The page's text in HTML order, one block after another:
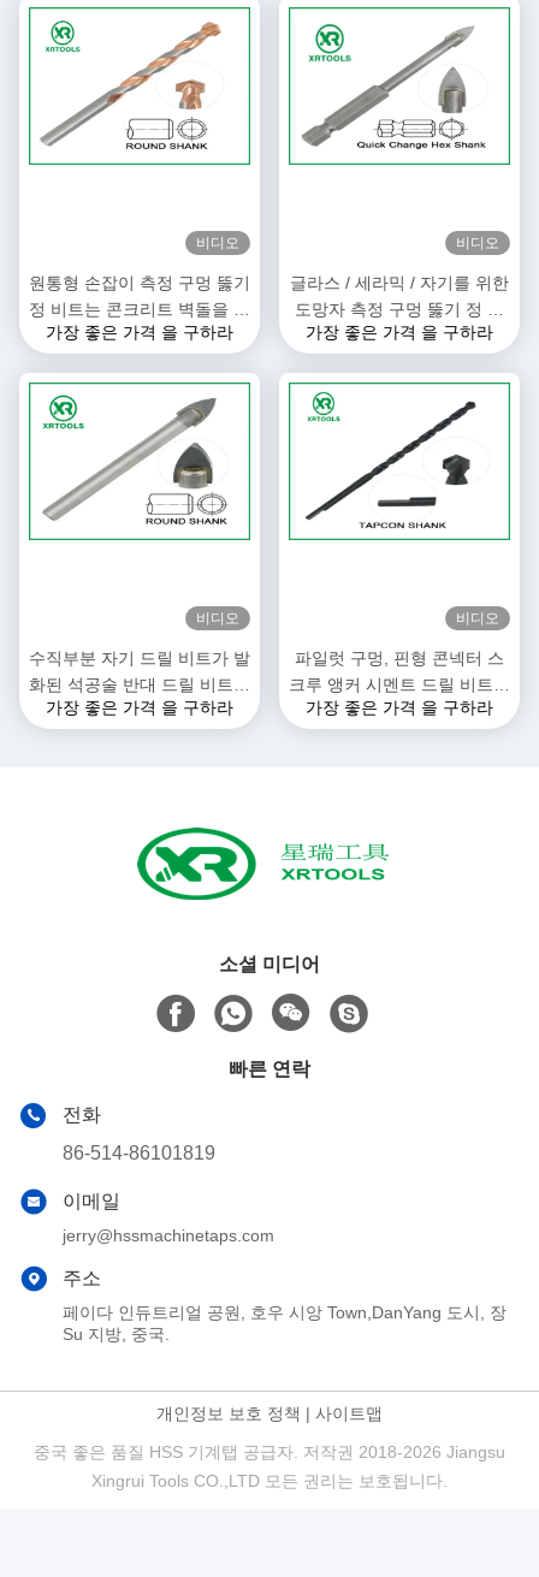
비디오
원통형 손잡이 측정 구멍 뚫기
정 비트는 콘크리트 벽돌을 위
한 도금된 Ｌ 플루트를 구리도
가장 좋은 가격 을 구하라
비디오
글라스 / 세라믹 / 자기를 위한
도망자 측정 구멍 뚫기 정 비
트
가장 좋은 가격 을 구하라
비디오
수직부분 자기 드릴 비트가 발
화된 석공술 반대 드릴 비트에
모래를 뿌립니다
가장 좋은 가격 을 구하라
비디오
파일럿 구멍, 핀형 콘넥터 스
크루 앵커 시멘트 드릴 비트를
꿰뚫기 위한 긴 금속 드릴 비
가장 좋은 가격 을 구하라
소셜 미디어
빠른 연락
전화
86-514-86101819
이메일
jerry@hssmachinetaps.com
주소
페이다 인듀트리얼 공원, 호우 시앙 Town,DanYang 도시, 장
Su 지방, 중국.
개인정보 보호 정책 | 사이트맵
중국 좋은 품질 HSS 기계탭 공급자. 저작권 2018-2026 Jiangsu
Xingrui Tools CO.,LTD 모든 권리는 보호됩니다.